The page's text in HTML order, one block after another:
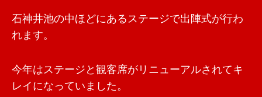
石神井池の中ほどにあるステージで出陣式が行わ
れます。
今年はステージと観客席がリニューアルされてキ
レイになっていました。